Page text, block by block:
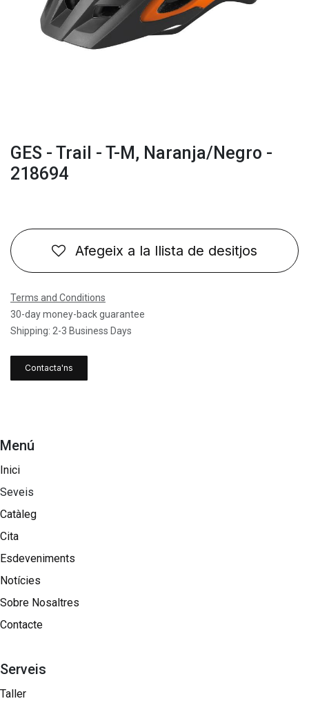
GES - Trail - T-M, Naranja/Negro -
218694
Afegeix a la llista de desitjos
Terms and Conditions
30-day money-back guarantee
Shipping: 2-3 Business Days
Contacta'ns
Menú
Inici
Seveis
Catàleg
Cita
Esdeveniments
Notícies
Sobre Nosaltres​
Contacte
Serveis
Taller